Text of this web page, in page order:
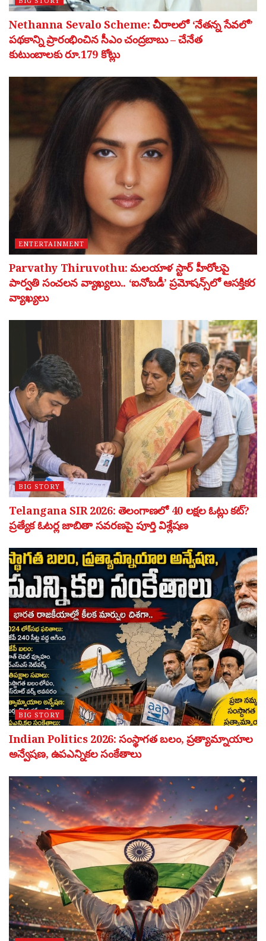
Nethanna Sevalo Scheme: చీరాలలో ‘నేతన్న సేవలో’
పథకాన్ని ప్రారంభించిన సీఎం చంద్రబాబు – చేనేత
కుటుంబాలకు రూ.179 కోట్లు
ENTERTAINMENT
Parvathy Thiruvothu: మలయాళ స్టార్ హీరోలపై
పార్వతి సంచలన వ్యాఖ్యలు.. ‘ఐనోబడీ’ ప్రమోషన్స్‌లో ఆసక్తికర
వ్యాఖ్యలు
BIG STORY
Telangana SIR 2026: తెలంగాణలో 40 లక్షల ఓట్లు కట్?
ప్రత్యేక ఓటర్ల జాబితా సవరణపై పూర్తి విశ్లేషణ
BIG STORY
Indian Politics 2026: సంస్థాగత బలం, ప్రత్యామ్నాయాల
అన్వేషణ, ఉపఎన్నికల సంకేతాలు